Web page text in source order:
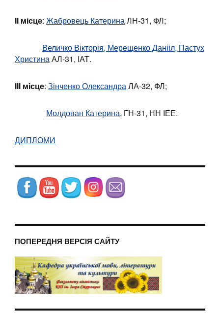
ІІ місце: Жабровець КатеринаЛН-31, ФЛ;
Величко Вікторія, Мерещенко Данііл, Пастух
ХристинаАЛ-31, ІАТ.
ІІІ місце: Зінченко ОлександраЛА-32, ФЛ;
Молдован Катерина, ГН-31, НН ІЕЕ.
ДИПЛОМИ
ПОПЕРЕДНЯ ВЕРСІЯ САЙТУ